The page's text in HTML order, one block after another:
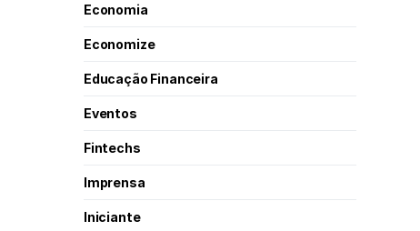
Economia
Economize
Educação Financeira
Eventos
Fintechs
Imprensa
Iniciante